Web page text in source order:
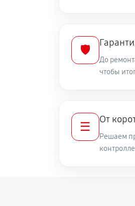
🛡️
До
чтобы
☰
От
Решаем